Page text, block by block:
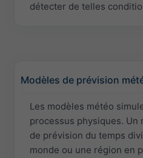
détecter de telles
Modèles de prévision
Les modèles météo
processus physiques. Un
de prévision du temps
monde ou une région en